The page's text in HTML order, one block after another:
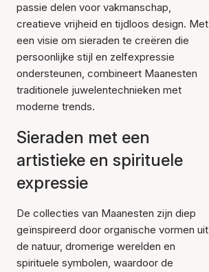
passie delen voor vakmanschap,
creatieve vrijheid en tijdloos design. Met
een visie om sieraden te creëren die
persoonlijke stijl en zelfexpressie
ondersteunen, combineert Maanesten
traditionele juwelentechnieken met
moderne trends.
Sieraden met een
artistieke en spirituele
expressie
De collecties van Maanesten zijn diep
geïnspireerd door organische vormen uit
de natuur, dromerige werelden en
spirituele symbolen, waardoor de